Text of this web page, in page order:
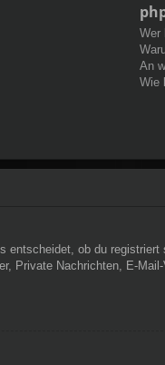
Wer
An
Wie
ob du
Nachrichten, E-